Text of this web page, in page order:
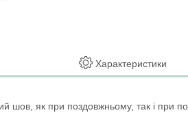
Характеристики
шов, як при поздовжньому, так і при